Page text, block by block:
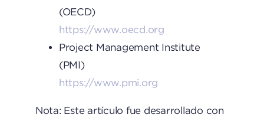
(OECD)
https://www.oecd.org
Project Management Institute
(PMI)
https://www.pmi.org
Nota: Este artículo fue desarrollado con